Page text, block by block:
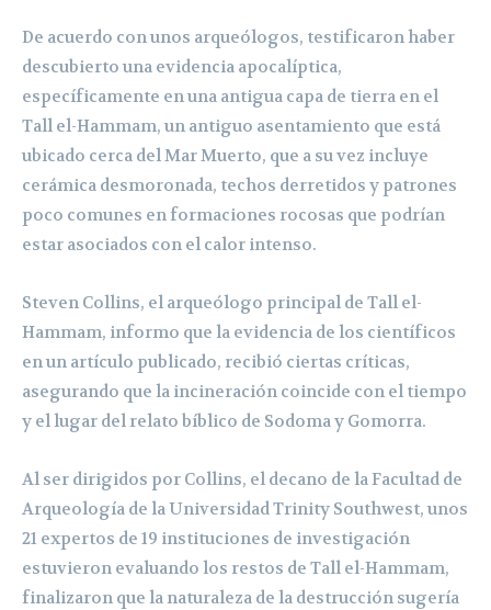
De acuerdo con unos arqueólogos, testificaron haber
descubierto una evidencia apocalíptica,
específicamente en una antigua capa de tierra en el
Tall el-Hammam, un antiguo asentamiento que está
ubicado cerca del Mar Muerto, que a su vez incluye
cerámica desmoronada, techos derretidos y patrones
poco comunes en formaciones rocosas que podrían
estar asociados con el calor intenso.
Steven Collins, el arqueólogo principal de Tall el-
Hammam, informo que la evidencia de los científicos
en un artículo publicado, recibió ciertas críticas,
asegurando que la incineración coincide con el tiempo
y el lugar del relato bíblico de Sodoma y Gomorra.
Al ser dirigidos por Collins, el decano de la Facultad de
Arqueología de la Universidad Trinity Southwest, unos
21 expertos de 19 instituciones de investigación
estuvieron evaluando los restos de Tall el-Hammam,
finalizaron que la naturaleza de la destrucción sugería